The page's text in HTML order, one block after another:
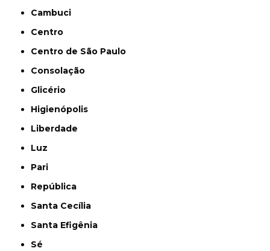
Cambuci
Centro
Centro de São Paulo
Consolação
Glicério
Higienópolis
Liberdade
Luz
Pari
República
Santa Cecília
Santa Efigênia
Sé